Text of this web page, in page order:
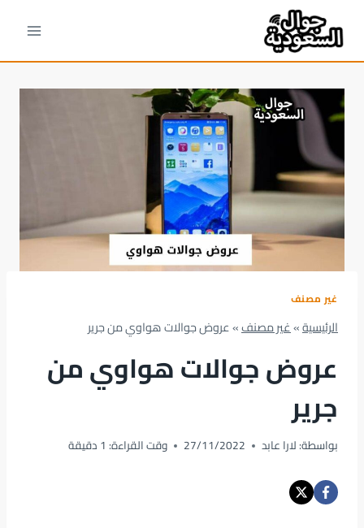
المحتوى
غير مصنف
الرئيسية»غير مصنف»عروض جوالات هواوي من جرير
عروض جوالات هواوي من
جرير
بواسطة:لارا عابد 27/11/2022 وقت القراءة: 1دقيقة